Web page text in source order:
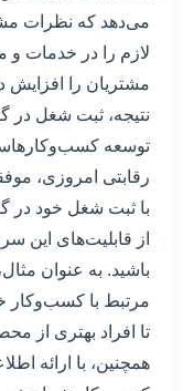
می‌دهد که نظرات
لازم را در خدمات و
مشتریان را افزایش
نتیجه، ثبت شغل در
توسعه
رقابتی امروزی،
با ثبت شغل خود در
از قابلیت‌های این
باشید. به عنوان
مرتبط با کسب‌وکار
تا افراد بهتری از
همچنین، با ارائه